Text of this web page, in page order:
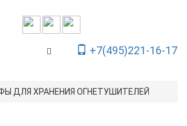
+7(495)221-16-17
Toggle Navigation
ДЛЯ ХРАНЕНИЯ ОГНЕТУШИТЕЛЕЙ